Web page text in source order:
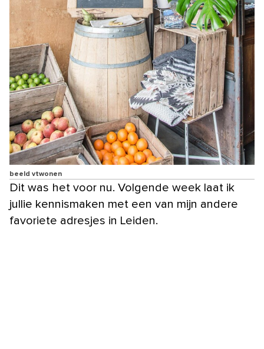
beeld vtwonen
Dit was het voor nu. Volgende week laat ik
jullie kennismaken met een van mijn andere
favoriete adresjes in Leiden.